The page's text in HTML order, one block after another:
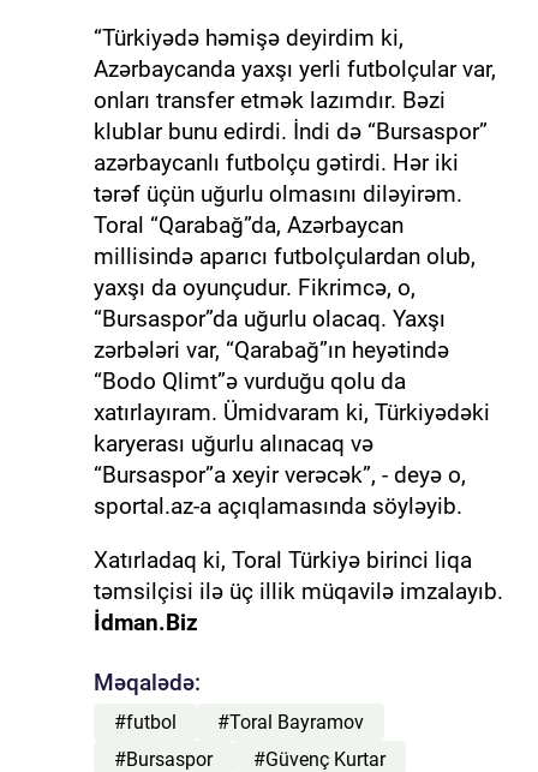
“Türkiyədə həmişə deyirdim ki,
Azərbaycanda yaxşı yerli futbolçular var,
onları transfer etmək lazımdır. Bəzi
klublar bunu edirdi. İndi də “Bursaspor”
azərbaycanlı futbolçu gətirdi. Hər iki
tərəf üçün uğurlu olmasını diləyirəm.
Toral “Qarabağ”da, Azərbaycan
millisində aparıcı futbolçulardan olub,
yaxşı da oyunçudur. Fikrimcə, o,
“Bursaspor”da uğurlu olacaq. Yaxşı
zərbələri var, “Qarabağ”ın heyətində
“Bodo Qlimt”ə vurduğu qolu da
xatırlayıram. Ümidvaram ki, Türkiyədəki
karyerası uğurlu alınacaq və
“Bursaspor”a xeyir verəcək”, - deyə o,
sportal.az-a açıqlamasında söyləyib.
Xatırladaq ki, Toral Türkiyə birinci liqa
təmsilçisi ilə üç illik müqavilə imzalayıb.
İdman.Biz
Məqalədə:
#futbol
#Toral Bayramov
#Bursaspor
#Güvenç Kurtar